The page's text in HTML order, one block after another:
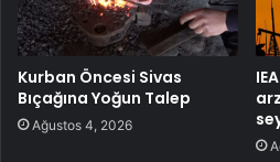
Kurban Öncesi Sivas
Bıçağına Yoğun Talep
Ağustos 4, 2026